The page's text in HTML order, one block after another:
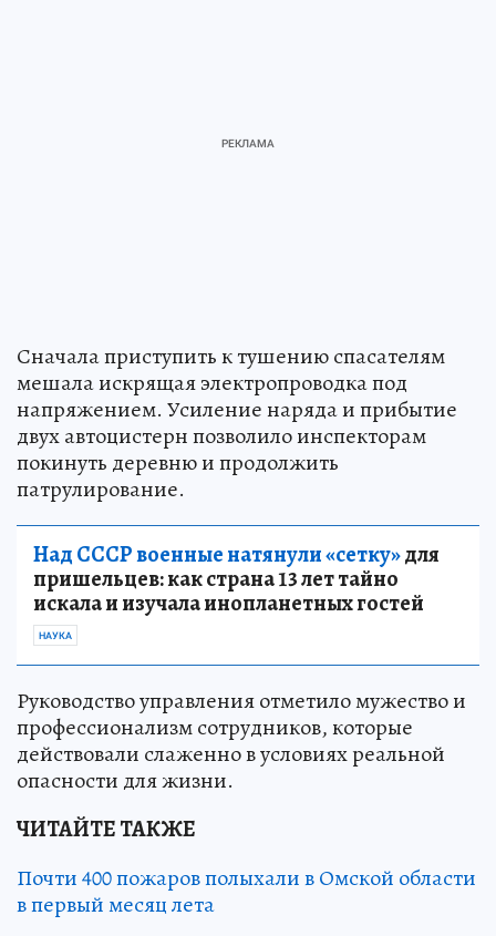
Сначала приступить к тушению спасателям
мешала искрящая электропроводка под
напряжением. Усиление наряда и прибытие
двух автоцистерн позволило инспекторам
покинуть деревню и продолжить
патрулирование.
Над СССР военные натянули «сетку»для
пришельцев: как страна 13 лет тайно
искала и изучала инопланетных гостей
НАУКА
Руководство управления отметило мужество и
профессионализм сотрудников, которые
действовали слаженно в условиях реальной
опасности для жизни.
ЧИТАЙТЕ ТАКЖЕ
Почти 400 пожаров полыхали в Омской области
в первый месяц лета